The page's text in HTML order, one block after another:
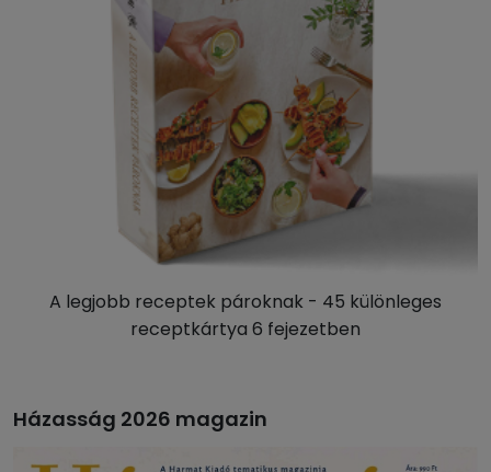
A legjobb receptek pároknak - 45 különleges
receptkártya 6 fejezetben
Házasság 2026 magazin